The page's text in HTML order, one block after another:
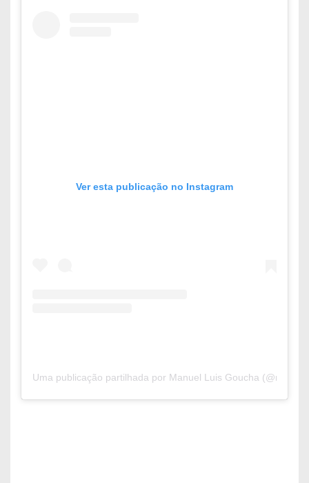
Ver esta publicação no Instagram
Uma publicação partilhada por Manuel Luis Goucha